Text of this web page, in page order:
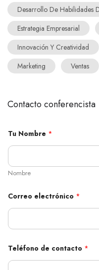
Desarrollo De Habilidades
Estrategia Empresarial
Innovación Y Creatividad
Marketing
Ventas
Contacto conferencista
o
b
r
t
u
u
Tu Nombre *
Nombre
Correo electrónico *
Teléfono de contacto *